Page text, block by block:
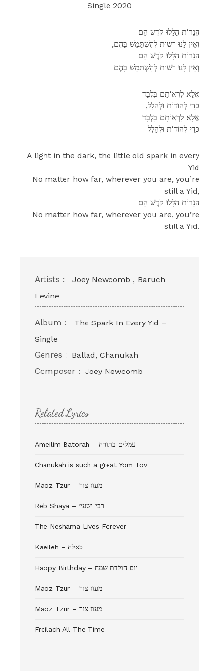
Single 2020
הַנֵרוֹת הַלָלוּ קֹדֶשׁ הֵם
,וְאֵין לָנוּ רְשׁוּת לְהִשְׁתַּמֵשׁ בָּהֶם
הַנֵרוֹת הַלָלוּ קֹדֶשׁ הֵם
וְאֵין לָנוּ רְשׁוּת לְהִשְׁתַּמֵשׁ בָּהֶם
אֶלָא לִרְאוֹתָם בִּלְבָד
,כְּדֵי לְהוֹדוֹת וּלְהַלֵל
אֶלָא לִרְאוֹתָם בִּלְבָד
כְּדֵי לְהוֹדוֹת וּלְהַלֵל
A light in the dark, the little old spark in every
Yid
No matter how far, wherever you are, you’re
still a Yid,
הַנֵרוֹת הַלָלוּ קֹדֶשׁ הֵם
No matter how far, wherever you are, you’re
still a Yid.
Artists : Joey Newcomb , Baruch
Levine
Album :
The Spark In Every Yid –
Single
Genres : Ballad, Chanukah
Composer : Joey Newcomb
Related Lyrics
Ameilim Batorah – עמלים בתורה
Chanukah is such a great Yom Tov
Maoz Tzur – מעוז צור
Reb Shaya – רבי ישעי׳
The Neshama Lives Forever
Kaeileh – כאלה
Happy Birthday – יום הולדת שמח
Maoz Tzur – מעוז צור
Maoz Tzur – מעוז צור
Freilach All The Time